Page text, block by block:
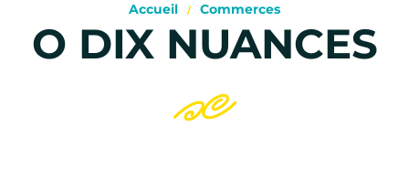
Accueil Commerces
O DIX NUANCES